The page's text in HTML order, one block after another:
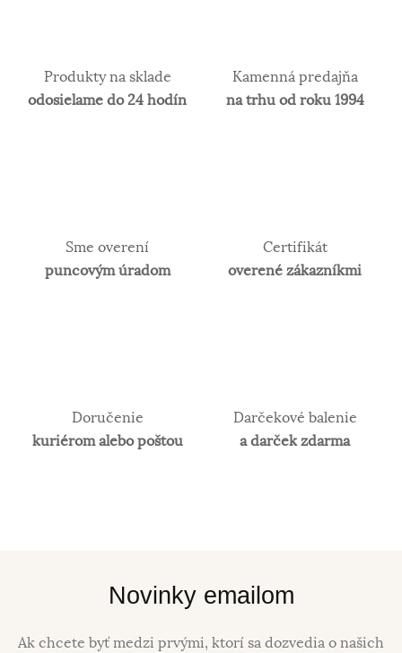
Produkty na sklade
odosielame do 24 hodín
Kamenná predajňa
na trhu od roku 1994
Sme overení
puncovým úradom
Certifikát
overené zákazníkmi
Doručenie
kuriérom alebo poštou
Darčekové balenie
a darček zdarma
Novinky emailom
Ak chcete byť medzi prvými, ktorí sa dozvedia o našich